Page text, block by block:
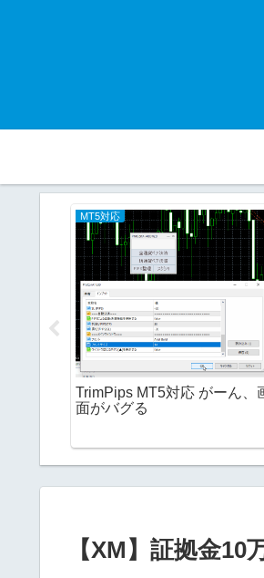
MT5対応
TrimPips MT5対応 がーん、
面がバグる
【XM】証拠金